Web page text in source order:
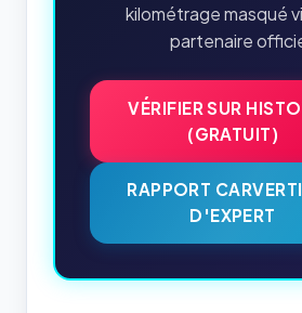
kilométrage masqué
partenaire
VÉRIFIER SUR
(GRATUIT)
RAPPORT
D'EXPERT